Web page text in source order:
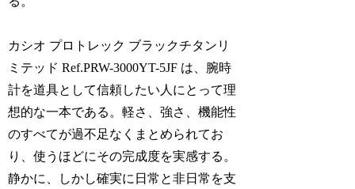
カシオ プロトレック ブラックチタンリ
ミテッド Ref.PRW-3000YT-5JF は、腕時
計を道具として信頼したい人にとって理
想的な一本である。軽さ、強さ、機能性
のすべてが過不足なくまとめられてお
り、使うほどにその完成度を実感する。
静かに、しかし確実に日常と非日常を支